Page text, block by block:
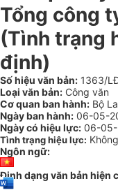
Tổng công
(Tình trạng
định)
Số hiệu văn bản: 1363/
Loại văn bản: Công văn
Cơ quan ban hành: Bộ
Ngày ban hành: 06-05-
Ngày có hiệu lực: 06-
Tình trạng hiệu lực:
Ngôn ngữ:
Định dạng văn bản hiện